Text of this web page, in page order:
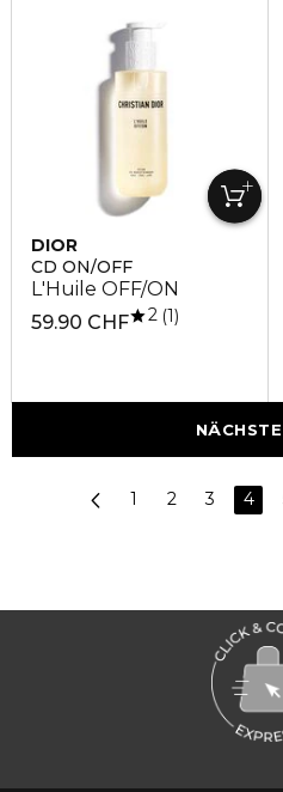
DIOR
CD ON/OFF
L'Huile OFF/ON
59.90 CHF
2 1
1 2 3 4